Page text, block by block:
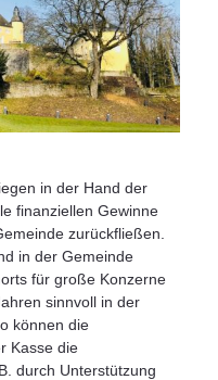
in der Hand der
finanziellen Gewinne
zurückfließen.
in der Gemeinde
für große Konzerne
sinnvoll in der
können die
Kasse die
durch Unterstützung